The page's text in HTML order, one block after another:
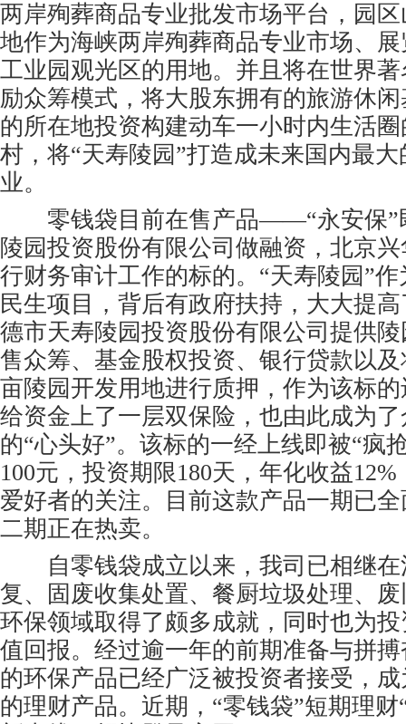
两岸殉葬商品专业批发市场平台，园
地作为海峡两岸殉葬商品专业市场、
工业园观光区的用地。并且将在世界
励众筹模式，将大股东拥有的旅游休
的所在地投资构建动车一小时内生活
村，将“天寿陵园”打造成未来国内最
业。
零钱袋目前在售产品——“永安保”
陵园投资股份有限公司做融资，北京
行财务审计工作的标的。“天寿陵园”
民生项目，背后有政府扶持，大大提
德市天寿陵园投资股份有限公司提供
售众筹、基金股权投资、银行贷款以及
亩陵园开发用地进行质押，作为该标
给资金上了一层双保险，也由此成为
的“心头好”。该标的一经上线即被“疯
100元，投资期限180天，年化收益
爱好者的关注。目前这款产品一期已
二期正在热卖。
自零钱袋成立以来，我司已相继在
复、固废收集处置、餐厨垃圾处理、
环保领域取得了颇多成就，同时也为
值回报。经过逾一年的前期准备与拼
的环保产品已经广泛被投资者接受，
的理财产品。近期，“零钱袋”短期理